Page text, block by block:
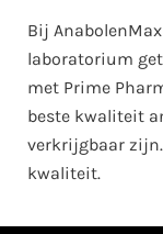
Bij
laboratorium
met Prime
beste kwaliteit
verkrijgbaar zijn.
kwaliteit.